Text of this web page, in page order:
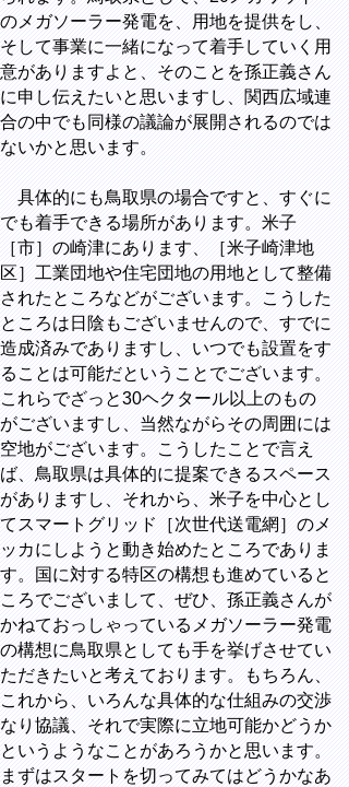
のメガソーラー発電を、用地を提供をし、
そして事業に一緒になって着手していく用
意がありますよと、そのことを孫正義さん
に申し伝えたいと思いますし、関西広域連
合の中でも同様の議論が展開されるのでは
ないかと思います。
具体的にも鳥取県の場合ですと、すぐに
でも着手できる場所があります。米子
［市］の崎津にあります、［米子崎津地
区］工業団地や住宅団地の用地として整備
されたところなどがございます。こうした
ところは日陰もございませんので、すでに
造成済みでありますし、いつでも設置をす
ることは可能だということでございます。
これらでざっと30ヘクタール以上のもの
がございますし、当然ながらその周囲には
空地がございます。こうしたことで言え
ば、鳥取県は具体的に提案できるスペース
がありますし、それから、米子を中心とし
てスマートグリッド［次世代送電網］のメ
ッカにしようと動き始めたところでありま
す。国に対する特区の構想も進めていると
ころでございまして、ぜひ、孫正義さんが
かねておっしゃっているメガソーラー発電
の構想に鳥取県としても手を挙げさせてい
ただきたいと考えております。もちろん、
これから、いろんな具体的な仕組みの交渉
なり協議、それで実際に立地可能かどうか
というようなことがあろうかと思います。
まずはスタートを切ってみてはどうかなあ